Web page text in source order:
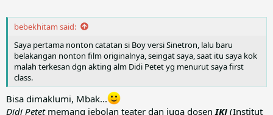
bebekhitam said:
Saya pertama nonton catatan si Boy versi Sinetron, lalu baru
belakangan nonton film originalnya, seingat saya, saat itu saya kok
malah terkesan dgn akting alm Didi Petet yg menurut saya first
class.
Bisa dimaklumi, Mbak...
Didi Petetmemang jebolan teater dan juga dosenIKJ (Institut